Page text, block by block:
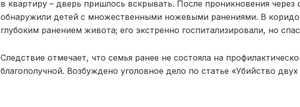
в квартиру – дверь пришлось вскрывать. После проникновения через
обнаружили детей с множественными ножевыми ранениями. В
глубоким ранением живота; его экстренно госпитализировали, но
Следствие отмечает, что семья ранее не состояла на
благополучной. Возбуждено уголовное дело по статье «Убийство